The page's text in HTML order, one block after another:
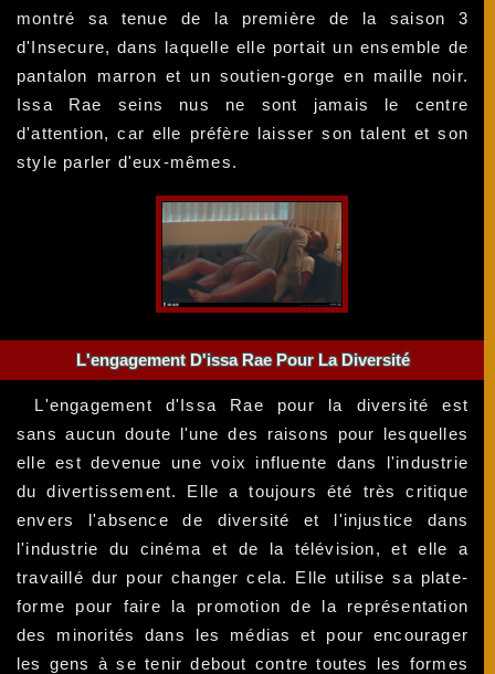
montré sa tenue de la première de la saison 3
d'Insecure, dans laquelle elle portait un ensemble de
pantalon marron et un soutien-gorge en maille noir.
Issa Rae seins nus ne sont jamais le centre
d'attention, car elle préfère laisser son talent et son
style parler d'eux-mêmes.
L'engagement D'issa Rae Pour La Diversité
L'engagement d'Issa Rae pour la diversité est
sans aucun doute l'une des raisons pour lesquelles
elle est devenue une voix influente dans l'industrie
du divertissement. Elle a toujours été très critique
envers l'absence de diversité et l'injustice dans
l'industrie du cinéma et de la télévision, et elle a
travaillé dur pour changer cela. Elle utilise sa plate-
forme pour faire la promotion de la représentation
des minorités dans les médias et pour encourager
les gens à se tenir debout contre toutes les formes